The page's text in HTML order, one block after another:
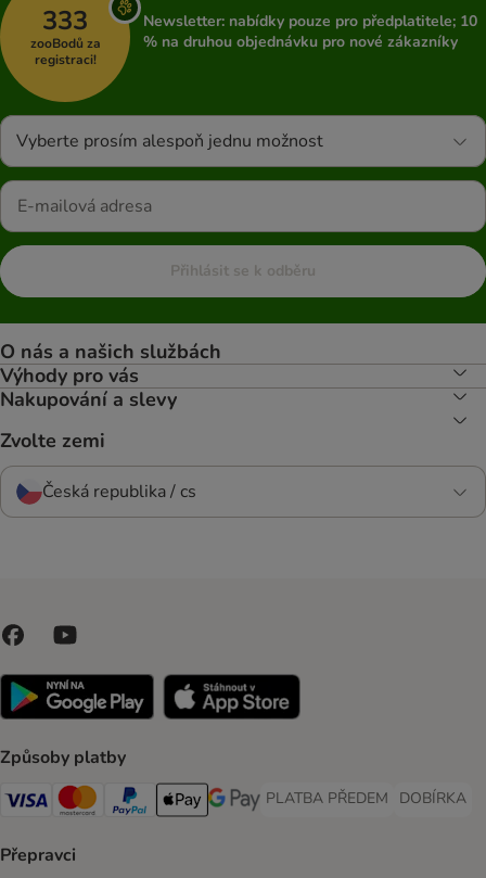
333
zooBodů za
registraci!
Newsletter: nabídky pouze pro předplatitele; 10
% na druhou objednávku pro nové zákazníky
Vyberte prosím alespoň jednu možnost
Přihlásit se k odběru
O nás a našich službách
Výhody pro vás
Nakupování a slevy
Zvolte zemi
Česká republika / cs
Způsoby platby
Visa Payment Method
Mastercard Payment Method
PayPal Payment Method
Apple pay Payment Method
GooglePay Payment Method
PLATBA PŘEDEM
PLATBA PŘEDEM Payment
DOBÍRKA
DOBÍRKA
Přepravci